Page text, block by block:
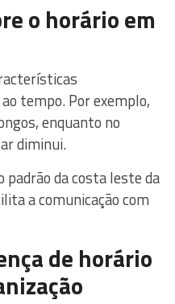
o horário em
tempo. Por exemplo,
enquanto no
diminui.
padrão da costa leste da
a comunicação com
de horário